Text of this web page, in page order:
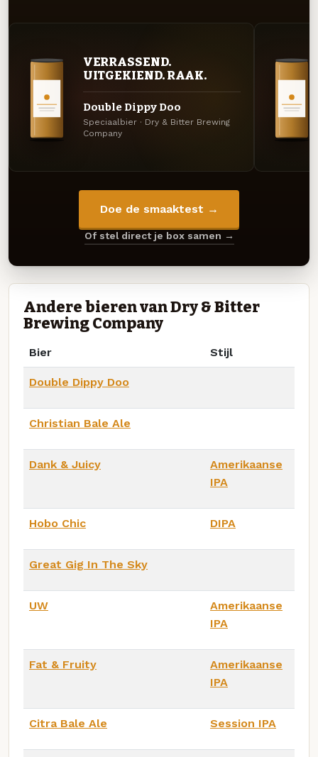
VERRASSEND.
UITGEKIEND. RAAK.
Double Dippy Doo
Speciaalbier · Dry & Bitter Brewing
Company
Doe de smaaktest →
Of stel direct je box samen →
Andere bieren van Dry & Bitter
Brewing Company
Bier Stijl
Double Dippy Doo
Christian Bale Ale
Dank & Juicy
Amerikaanse
IPA
Hobo Chic DIPA
Great Gig In The Sky
UW
Amerikaanse
IPA
Fat & Fruity
Amerikaanse
IPA
Citra Bale Ale Session IPA